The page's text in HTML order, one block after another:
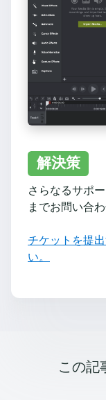
解決策
さらなるサポ
までお問い合
チケットを提
い。
この記